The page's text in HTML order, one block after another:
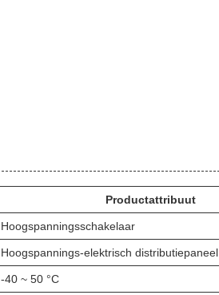
Productattribuut
Hoogspanningsschakelaar
Hoogspannings-elektrisch distributiepaneel
-40 ~ 50 °C